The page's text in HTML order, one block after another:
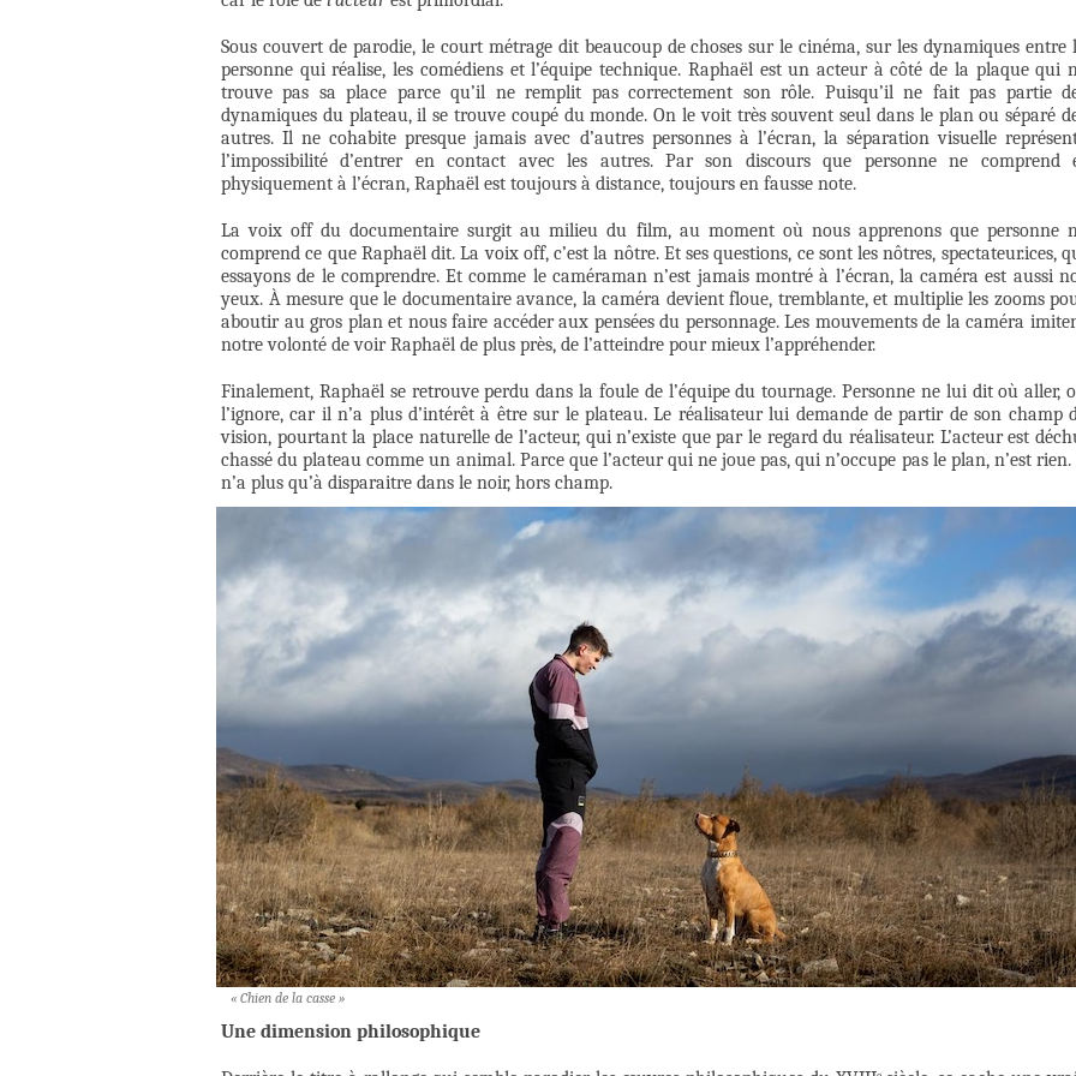
Sous couvert de parodie, le court métrage dit beaucoup de choses sur le cinéma, sur les dynamiques entre
personne qui réalise, les comédiens et l’équipe technique. Raphaël est un acteur à côté de la plaque qui
trouve pas sa place parce qu’il ne remplit pas correctement son rôle. Puisqu’il ne fait pas partie
dynamiques du plateau, il se trouve coupé du monde. On le voit très souvent seul dans le plan ou séparé
autres. Il ne cohabite presque jamais avec d’autres personnes à l’écran, la séparation visuelle
l’impossibilité d’entrer en contact avec les autres. Par son discours que personne ne comprend
physiquement à l’écran, Raphaël est toujours à distance, toujours en fausse note.
La voix off du documentaire surgit au milieu du film, au moment où nous apprenons que personne
comprend ce que Raphaël dit. La voix off, c’est la nôtre. Et ses questions, ce sont les nôtres, spectateur.ices,
essayons de le comprendre. Et comme le caméraman n’est jamais montré à l’écran, la caméra est aussi
yeux. À mesure que le documentaire avance, la caméra devient floue, tremblante, et multiplie les zooms
aboutir au gros plan et nous faire accéder aux pensées du personnage. Les mouvements de la caméra
notre volonté de voir Raphaël de plus près, de l’atteindre pour mieux l’appréhender.
Finalement, Raphaël se retrouve perdu dans la foule de l’équipe du tournage. Personne ne lui dit où aller,
l’ignore, car il n’a plus d’intérêt à être sur le plateau. Le réalisateur lui demande de partir de son champ
vision, pourtant la place naturelle de l’acteur, qui n’existe que par le regard du réalisateur. L’acteur est
chassé du plateau comme un animal. Parce que l’acteur qui ne joue pas, qui n’occupe pas le plan, n’est rien.
n’a plus qu’à disparaitre dans le noir, hors champ.
« Chien de la casse »
Une dimension philosophique